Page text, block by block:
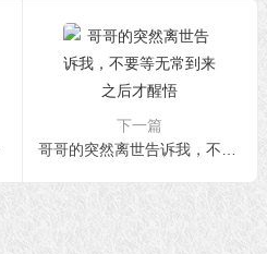
下一篇
哥哥的突然离世告诉我，不要等无常到来之后才醒悟